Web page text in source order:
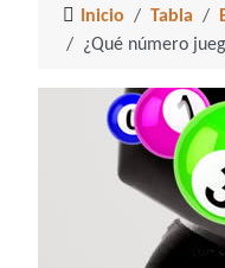
Inicio Tabla
¿Qué número